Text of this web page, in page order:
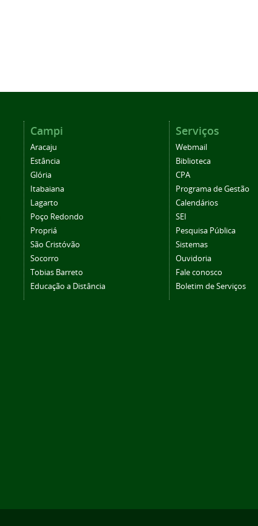
Campi
Aracaju
Estância
Glória
Itabaiana
Lagarto
Poço Redondo
Propriá
São Cristóvão
Socorro
Tobias Barreto
Educação a Distância
Serviços
Webmail
Biblioteca
CPA
Programa de Gestão
Calendários
SEI
Pesquisa Pública
Sistemas
Ouvidoria
Fale conosco
Boletim de Serviços